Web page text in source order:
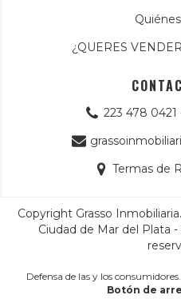
¿QUERES
223 478 0421
Termas de
Copyright Grasso
Ciudad de Mar del Plata
Defensa de las y los
Botón de